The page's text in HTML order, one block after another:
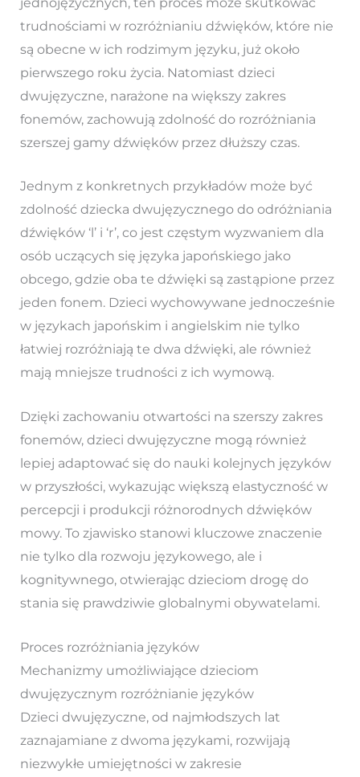
trudnościami w rozróżnianiu dźwięków, które nie
są obecne w ich rodzimym języku, już około
pierwszego roku życia. Natomiast dzieci
dwujęzyczne, narażone na większy zakres
fonemów, zachowują zdolność do rozróżniania
szerszej gamy dźwięków przez dłuższy czas.
Jednym z konkretnych przykładów może być
zdolność dziecka dwujęzycznego do odróżniania
dźwięków ‘l’ i ‘r’, co jest częstym wyzwaniem dla
osób uczących się języka japońskiego jako
obcego, gdzie oba te dźwięki są zastąpione przez
jeden fonem. Dzieci wychowywane jednocześnie
w językach japońskim i angielskim nie tylko
łatwiej rozróżniają te dwa dźwięki, ale również
mają mniejsze trudności z ich wymową.
Dzięki zachowaniu otwartości na szerszy zakres
fonemów, dzieci dwujęzyczne mogą również
lepiej adaptować się do nauki kolejnych języków
w przyszłości, wykazując większą elastyczność w
percepcji i produkcji różnorodnych dźwięków
mowy. To zjawisko stanowi kluczowe znaczenie
nie tylko dla rozwoju językowego, ale i
kognitywnego, otwierając dzieciom drogę do
stania się prawdziwie globalnymi obywatelami.
Proces rozróżniania języków
Mechanizmy umożliwiające dzieciom
dwujęzycznym rozróżnianie języków
Dzieci dwujęzyczne, od najmłodszych lat
zaznajamiane z dwoma językami, rozwijają
niezwykłe umiejętności w zakresie